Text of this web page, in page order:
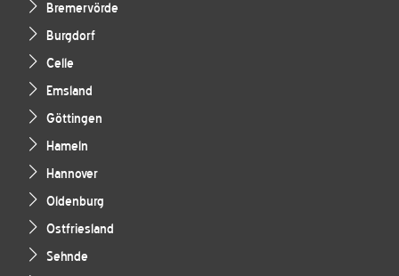
Bremervörde
Burgdorf
Celle
Emsland
Göttingen
Hameln
Hannover
Oldenburg
Ostfriesland
Sehnde